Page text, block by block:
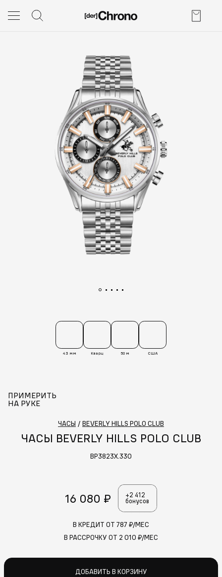
43 мм Кварц 50 м США
ПРИМЕРИТЬ
НА РУКЕ
ЧАСЫ / BEVERLY HILLS POLO CLUB
ЧАСЫ BEVERLY HILLS POLO CLUB
BP3823X.330
16 080 ₽
+2 412
бонусов
В КРЕДИТ ОТ 787 ₽/МЕС
В РАССРОЧКУ ОТ 2 010 ₽/МЕС
ДОБАВИТЬ В КОРЗИНУ